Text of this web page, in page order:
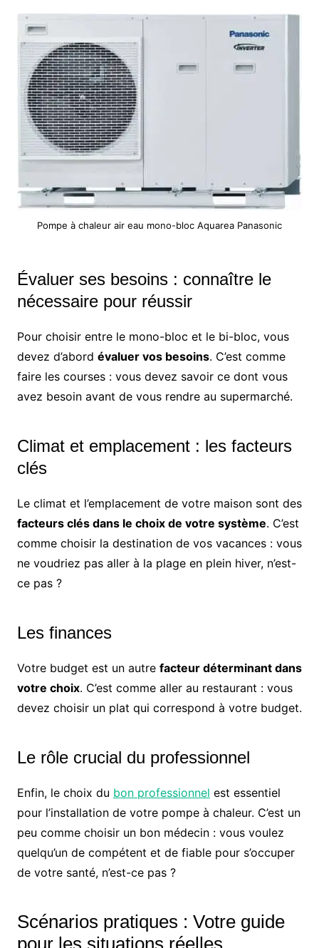
Pompe à chaleur air eau mono-bloc Aquarea Panasonic
Évaluer ses besoins : connaître le
nécessaire pour réussir
Pour choisir entre le mono-bloc et le bi-bloc, vous
devez d’abord évaluer vos besoins. C’est comme
faire les courses : vous devez savoir ce dont vous
avez besoin avant de vous rendre au supermarché.
Climat et emplacement : les facteurs
clés
Le climat et l’emplacement de votre maison sont des
facteurs clés dans le choix de votre système. C’est
comme choisir la destination de vos vacances : vous
ne voudriez pas aller à la plage en plein hiver, n’est-
ce pas ?
Les finances
Votre budget est un autre facteur déterminant dans
votre choix. C’est comme aller au restaurant : vous
devez choisir un plat qui correspond à votre budget.
Le rôle crucial du professionnel
Enfin, le choix du bon professionnel est essentiel
pour l’installation de votre pompe à chaleur. C’est un
peu comme choisir un bon médecin : vous voulez
quelqu’un de compétent et de fiable pour s’occuper
de votre santé, n’est-ce pas ?
Scénarios pratiques : Votre guide